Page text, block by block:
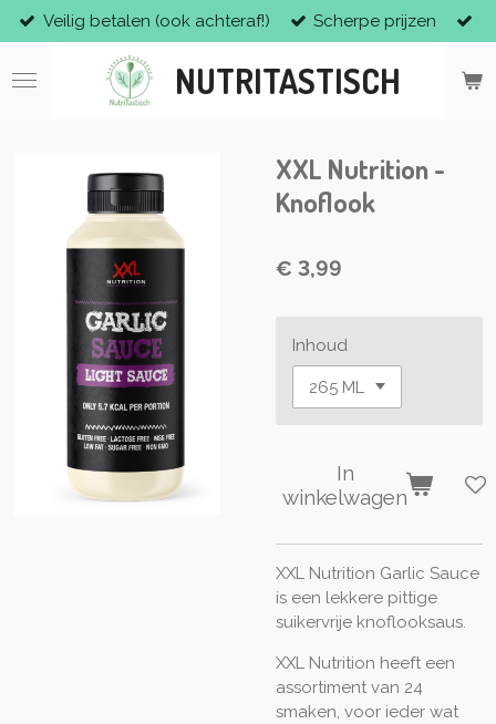
Ga
direct
naar
NUTRITASTISCH
Veilig betalen (ook achteraf!) Scherpe prijzen
XXL Nutrition -
Knoflook
€ 3,99
Inhoud
In
winkelwagen
XXL Nutrition Garlic Sauce
is een lekkere pittige
suikervrije knoflooksaus.
XXL Nutrition heeft een
assortiment van 24
smaken, voor ieder wat